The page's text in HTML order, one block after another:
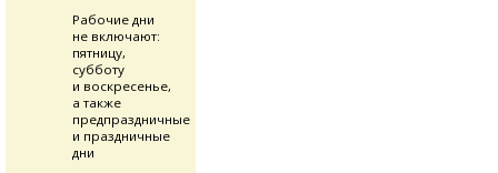
Рабочие дни
не включают:
пятницу,
субботу
и воскресенье,
а также
предпраздничные
и праздничные
дни